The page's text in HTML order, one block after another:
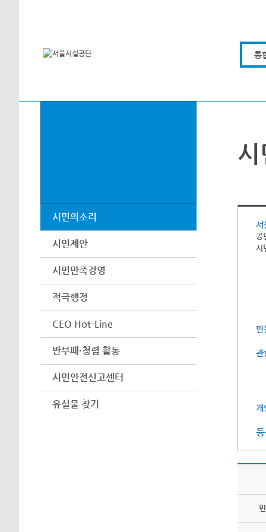
통
시민의소리
시민제안
시민만족경영
적극행정
CEO Hot-Line
반부패·청렴 활동
시민안전신고센터
유실물 찾기
서
공
시
민
관
개